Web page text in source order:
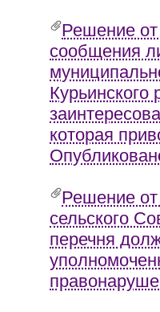
Решение
сообщения
Курьинского
которая
Решение
сельского
перечня